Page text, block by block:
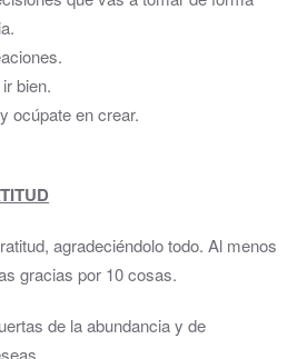
bien.
ocúpate en crear.
agradeciéndolo todo. Al menos
gracias por 10 cosas.
de la abundancia y de